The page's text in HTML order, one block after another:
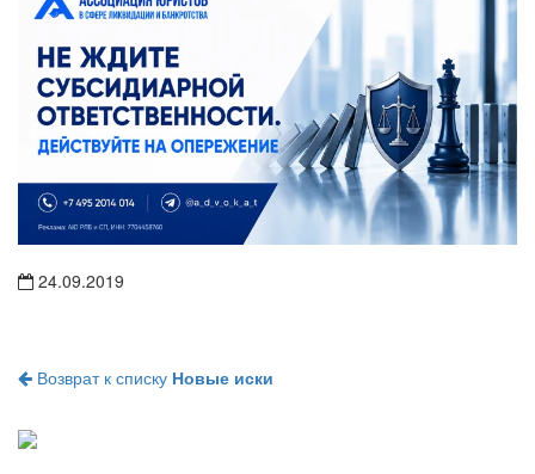
24.09.2019
Возврат к списку Новые иски